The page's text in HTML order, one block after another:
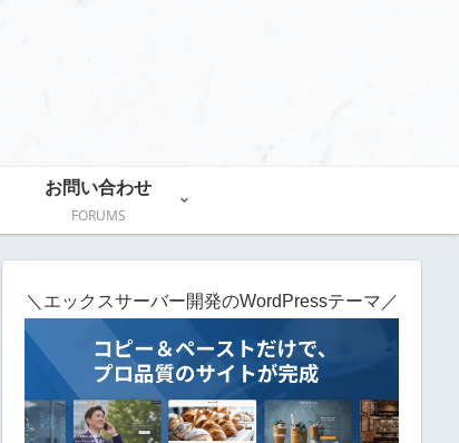
お問い合わせ
FORUMS
＼エックスサーバー開発のWordPressテーマ／